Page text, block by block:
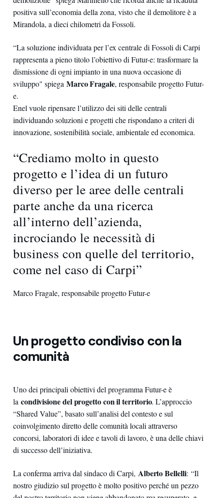
positiva sull’economia della zona, visto che il demolitore è a
Mirandola, a dieci chilometri da Fossoli.
“La soluzione individuata per l’ex centrale di Fossoli di Carpi
rappresenta a pieno titolo l’obiettivo di Futur-e: trasformare la
dismissione di ogni impianto in una nuova occasione di
sviluppo" spiega Marco Fragale, responsabile progetto Futur-
e.
Enel vuole ripensare l’utilizzo dei siti delle centrali
individuando soluzioni e progetti che rispondano a criteri di
innovazione, sostenibilità sociale, ambientale ed economica.
“Crediamo molto in questo
progetto e l’idea di un futuro
diverso per le aree delle centrali
parte anche da una ricerca
all’interno dell’azienda,
incrociando le necessità di
business con quelle del territorio,
come nel caso di Carpi”
Marco Fragale, responsabile progetto Futur-e
Un progetto condiviso con la
comunità
Uno dei principali obiettivi del programma Futur-e è
la condivisione del progetto con il territorio. L’approccio
“Shared Value”, basato sull’analisi del contesto e sul
coinvolgimento diretto delle comunità locali attraverso
concorsi, laboratori di idee e tavoli di lavoro, è una delle chiavi
di successo dell’iniziativa.
La conferma arriva dal sindaco di Carpi, Alberto Bellelli: “Il
nostro giudizio sul progetto è molto positivo perché un pezzo